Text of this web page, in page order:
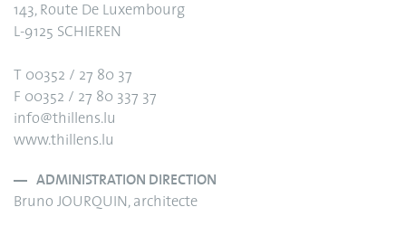
143, Route De Luxembourg
L-9125 SCHIEREN
T 00352 / 27 80 37
F 00352 / 27 80 337 37
info@thillens.lu
www.thillens.lu
ADMINISTRATION DIRECTION
Bruno JOURQUIN, architecte